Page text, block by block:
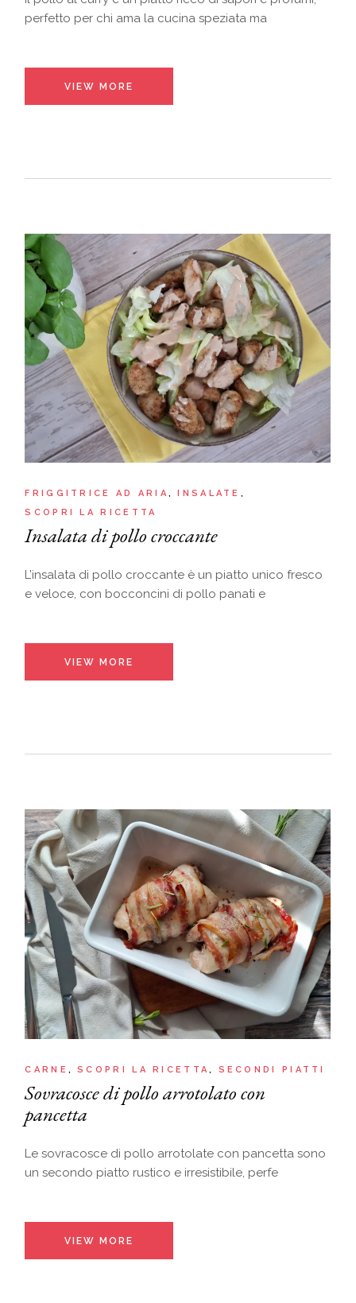
perfetto per chi ama la cucina speziata ma
VIEW MORE
FRIGGITRICE AD ARIA
INSALATE
SCOPRI LA RICETTA
Insalata di pollo croccante
L’insalata di pollo croccante è un piatto unico fresco
e veloce, con bocconcini di pollo panati e
VIEW MORE
CARNE SCOPRI LA RICETTA SECONDI PIATTI
Sovracosce di pollo arrotolato con
pancetta
Le sovracosce di pollo arrotolate con pancetta sono
un secondo piatto rustico e irresistibile, perfe
VIEW MORE